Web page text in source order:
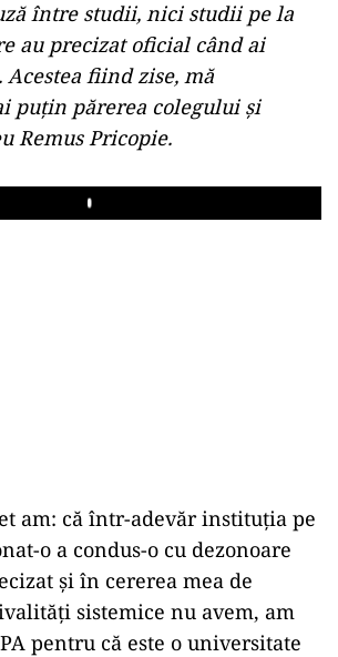
între studii, nici studii pe la
au precizat oficial când ai
Acestea fiind zise, mă
puțin părerea colegului și
Remus Pricopie.
Play
am: că într-adevăr instituția pe
o a condus-o cu dezonoare
și în cererea mea de
sistemice nu avem, am
pentru că este o universitate